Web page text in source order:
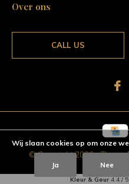
Over ons
CALL US
© Copyright2026- Theme
Kleur & Geur 4.4 / 5
Wij slaan cookies op om onze
Ja Nee